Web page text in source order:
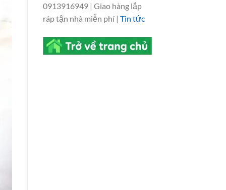
0913916949 | Giao hàng lắp
ráp tận nhà miễn phí | Tin tức